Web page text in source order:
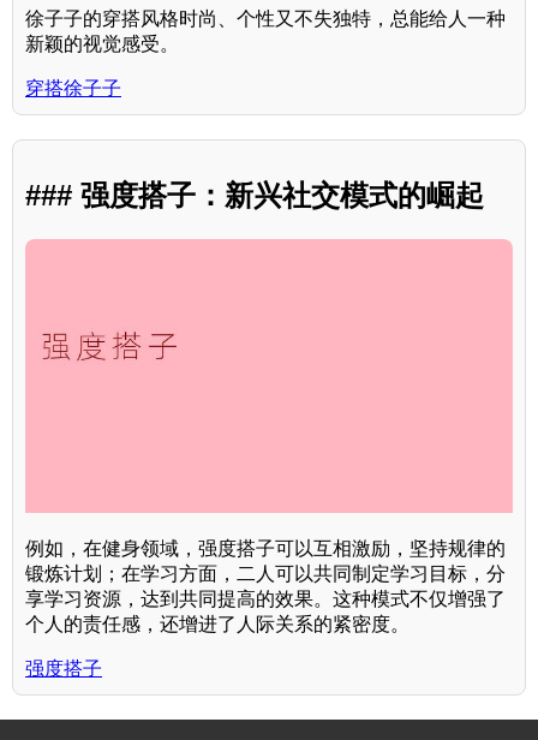
徐子子的穿搭风格时尚、个性又不失独特，总能给人一种
新颖的视觉感受。
穿搭徐子子
### 强度搭子：新兴社交模式的崛起
例如，在健身领域，强度搭子可以互相激励，坚持规律的
锻炼计划；在学习方面，二人可以共同制定学习目标，分
享学习资源，达到共同提高的效果。这种模式不仅增强了
个人的责任感，还增进了人际关系的紧密度。
强度搭子